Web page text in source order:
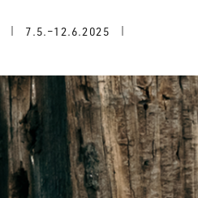
7.5.–12.6.2025